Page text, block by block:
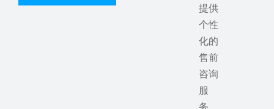
提供
个性
化的
售前
咨询
服